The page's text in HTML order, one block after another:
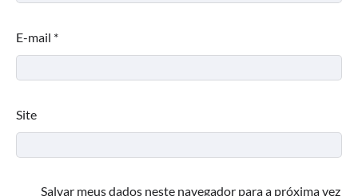
E-mail *
Site
Salvar meus dados neste navegador para a próxima vez